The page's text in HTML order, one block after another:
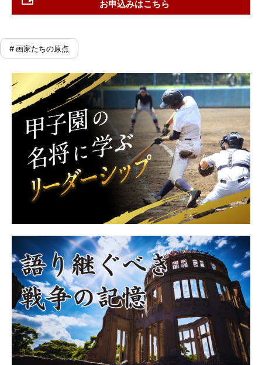
お申込みはこちら
# 画家たちの原点